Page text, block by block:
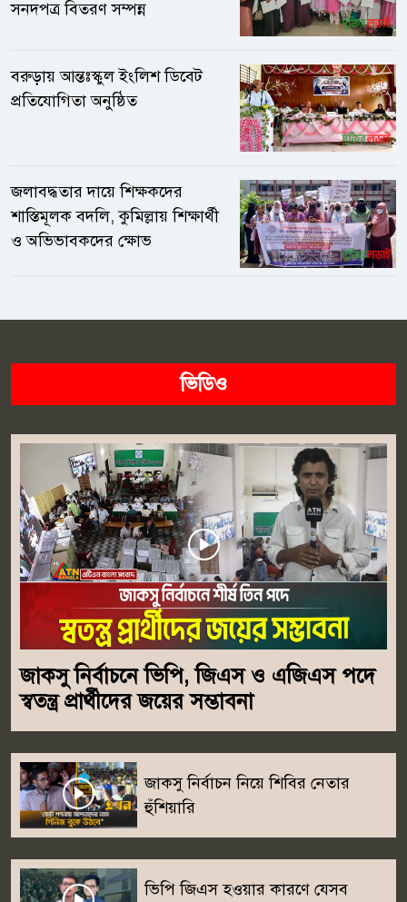
দেওয়া হয়নি।নাম প্রকাশে অনিচ্ছুক এক প্রধান শিক্ষক অভিযোগ করেন,
২০২২ সালে বিদ্যালয়ের ম্যানেজিং কমিটির অনুমোদনের জন্য গেলে
আব্দুল মান্নান বলেন, “বিএনপির কারও নাম নিয়ে আমার কাছে আসবেন
না।” পরে অন্য একজনের নাম প্রস্তাব করার পর অনুমোদন দেওয়া হয় বলে
তিনি দাবি করেন।আরেকজন প্রধান শিক্ষক অভিযোগ করেন, বিদ্যালয়
পরিদর্শনে এসে কর্মকর্তা বিদায়ের সময় ‘খাম’ বা ‘তেল খরচ’ বাবদ প্রায় ৫
বিদ্যালয়ের বিরুদ্ধে আপত্তি তুলে হয়রানি করা হয় বলেও তিনি দাবি করেন।
বুড়িচং উপজেলার এক অবসরপ্রাপ্ত শিক্ষক বলেন, “দায়িত্ব পালনকালে
আব্দুল মান্নানের বিপুল সম্পদের মালিক হওয়ার বিষয়ে এলাকায় দীর্ঘদিন
ধরে আলোচনা রয়েছে। এখন আবার একই উপজেলায় ফিরে আসায় শিক্ষক
“আমার বিরুদ্ধে অনেকেই বিভিন্ন মিথ্যা অভিযোগ করছে। সব অভিযোগ
মামুন নামে কাউকে আমি চিনি। এই সমস্ত অভিযোগ হল কাল্পনিক
ভিত্তিহীন। নিয়োগের বিষয় হল বিদ্যালের ম্যানেজিং কমিটির লোকজনের।
যাওয়া যায় না।এ বিষয়ে কুমিল্লা জেলা শিক্ষা কর্মকর্তা মো. রফিকুল ইসলাম
বলেন, “এখন পর্যন্ত আমার কাছে কোনো লিখিত অভিযোগ আসেনি। লিখিত
অভিযোগ পেলে তদন্ত করে প্রয়োজনীয় ব্যবস্থা নেওয়া হবে।”শিক্ষক ও
সচেতন মহলের দাবি, অভিযোগগুলো যেহেতু দীর্ঘদিন ধরে বিভিন্ন মহলে
আলোচিত, তাই নিরপেক্ষ তদন্তের মাধ্যমে সত্য উদঘাটন করা এখন
সময়ের দাবি। তারা বলছেন, শিক্ষা প্রশাসনে স্বচ্ছতা ও জবাবদিহি নিশ্চিত
করতে প্রয়োজন হলে দুদক, শিক্ষা মন্ত্রণালয় ও মাধ্যমিক ও উচ্চ শিক্ষা
অধিদপ্তরের যৌথ তদন্ত হওয়া উচিত। অভিযোগ প্রমাণিত হলে সংশ্লিষ্টদের
বিরুদ্ধে কঠোর আইনগত ব্যবস্থা নেওয়ার দাবি জানিয়েছেন তারা।
সনদপত্র বিতরণ সম্পন্ন
বরুড়ায় আন্তঃস্কুল ইংলিশ ডিবেট
প্রতিযোগিতা অনুষ্ঠিত
জলাবদ্ধতার দায়ে শিক্ষকদের
শাস্তিমূলক বদলি, কুমিল্লায় শিক্ষার্থী
ও অভিভাবকদের ক্ষোভ
ভিডিও
জাকসু নির্বাচনে ভিপি, জিএস ও এজিএস পদে
স্বতন্ত্র প্রার্থীদের জয়ের সম্ভাবনা
জাকসু নির্বাচন নিয়ে শিবির নেতার
হুঁশিয়ারি
ভিপি জিএস হওয়ার কারণে যেসব